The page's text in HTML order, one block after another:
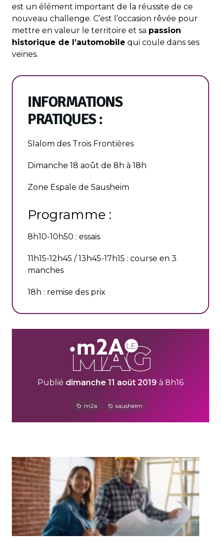
est un élément important de la réussite de ce
nouveau challenge. C’est l’occasion rêvée pour
mettre en valeur le territoire et sa passion
historique de l’automobile qui coule dans ses
veines.
INFORMATIONS
PRATIQUES :
Slalom des Trois Frontières
Dimanche 18 août de 8h à 18h
Zone Espale de Sausheim
Programme :
8h10-10h50 : essais
11h15-12h45 / 13h45-17h15 : course en 3
manches
18h : remise des prix
Publié dimanche 11 août 2019 à 8h16
m2a sausheim